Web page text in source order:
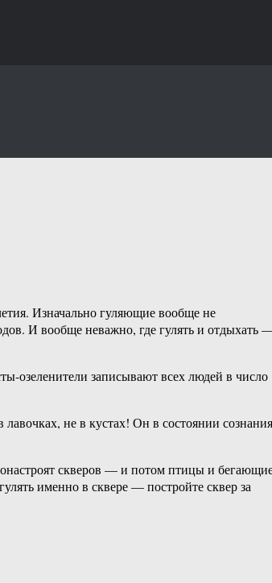
Изначально гуляющие вообще не
И вообще неважно, где гулять и отдыхать
озеленители записывают всех людей в число
не в кустах! Он в состоянии сознания
скверов — и потом птицы и
именно в сквере — постройте сквер за